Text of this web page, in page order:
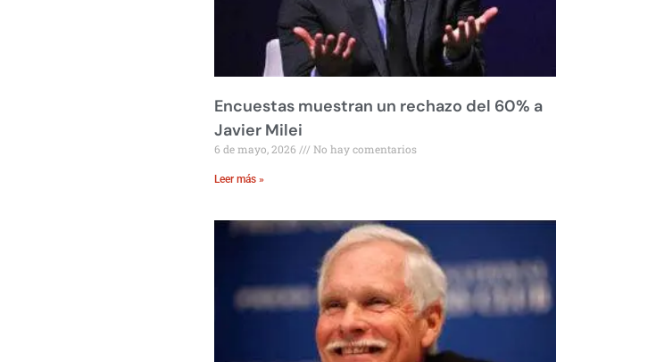
Encuestas muestran un rechazo del 60% a
Javier Milei
6 de mayo, 2026 No hay comentarios
Leer más »